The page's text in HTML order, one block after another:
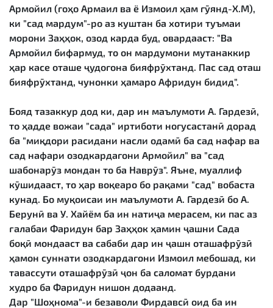
Армойил (гоҳо Армаил ва ё Измоил ҳам гӯянд-Х.М),
ки "сад мардум"-ро аз куштан ба хотири туъмаи
морони Заҳҳок, озод карда буд, овардааст: "Ва
Армойил бифармуд, то он мардумони мутанаккир
ҳар касе оташе ҷудогона бияфрӯхтанд. Пас сад оташ
бияфрӯхтанд, чунонки ҳамаро Афридун бидид".
Бояд тазаккур дод ки, дар ин маълумоти А. Гардезӣ,
то ҳадде вожаи "сада" иртиботи ногусастанӣ дорад
ба "миқдори расидани насли одамӣ ба сад нафар ва
сад нафари озодкардагони Армойил" ва "сад
шабонарӯз мондан то ба Наврӯз". Яъне, муаллиф
кӯшидааст, то ҳар воқеаро бо рақами "сад" вобаста
кунад. Бо муқоисаи ин маълумоти А. Гардезӣ бо А.
Берунӣ ва У. Хайём ба ин натиҷа мерасем, ки пас аз
ғалабаи Фаридун бар Заҳҳок ҳамин ҷашни Сада
боқӣ мондааст ва сабаби дар ин ҷашн оташафрӯзӣ
ҳамон суннати озодкардагони Измоил мебошад, ки
тавассути оташафрӯзӣ ҷон ба саломат бурдани
худро ба Фаридун нишон додаанд.
Дар "Шоҳнома"-и безаволи Фирдавсӣ оид ба ин